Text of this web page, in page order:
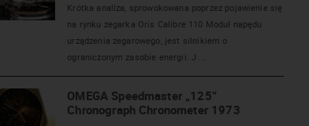
Krótka analiza, sprowokowana poprzez pojawienie się
na rynku zegarka Oris Calibre 110 Moduł napędu
urządzenia zegarowego, jest silnikiem o
ograniczonym zasobie energii. J ...
OMEGA Speedmaster „125”
Chronograph Chronometer 1973